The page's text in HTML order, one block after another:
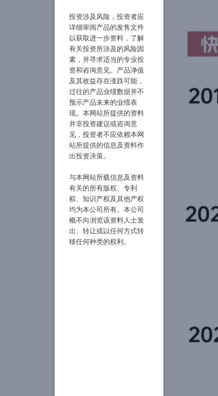
投资涉及风险，投资者应
详细审阅产品的发售文件
以获取进一步资料，了解
有关投资所涉及的风险因
素，并寻求适当的专业投
资和咨询意见。产品净值
及其收益存在涨跌可能，
过往的产品业绩数据并不
预示产品未来的业绩表
现。本网站所提供的资料
并非投资建议或咨询意
见，投资者不应依赖本网
站所提供的信息及资料作
出投资决策。
与本网站所载信息及资料
有关的所有版权、专利
权、知识产权及其他产权
均为本公司所有。本公司
概不向浏览该资料人士发
出、转让或以任何方式转
移任何种类的权利。